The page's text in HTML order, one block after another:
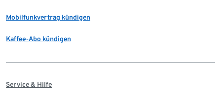
Mobilfunkvertrag kündigen
Kaffee-Abo kündigen
Service & Hilfe